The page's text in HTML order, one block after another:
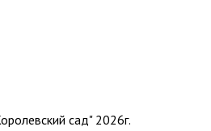
сад" 2026г.